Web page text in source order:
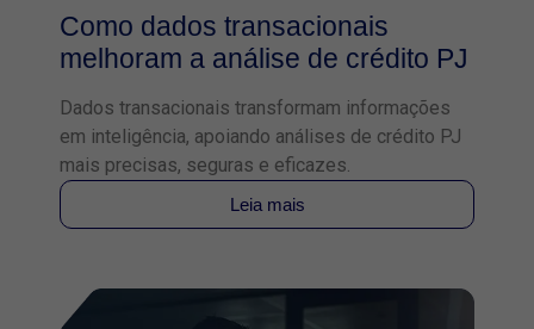
Como dados transacionais
melhoram a análise de crédito PJ
Dados transacionais transformam informações
em inteligência, apoiando análises de crédito PJ
mais precisas, seguras e eficazes.
Leia mais